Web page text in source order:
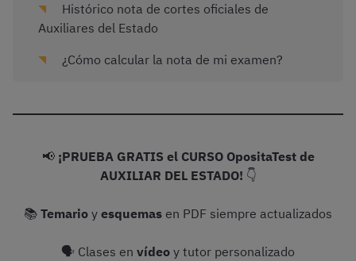
Histórico nota de cortes oficiales de
Auxiliares del Estado
¿Cómo calcular la nota de mi examen?
📢 ¡PRUEBA GRATIS el CURSO OpositaTest de
AUXILIAR DEL ESTADO! 👇
📚 Temario y esquemas en PDF siempre actualizados
🗣 Clases en vídeo y tutor personalizado